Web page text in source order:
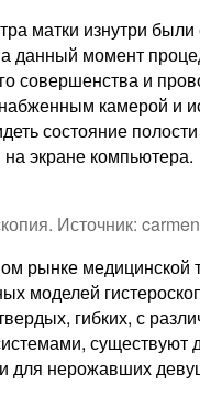
матки изнутри
данный момент
совершенства и
камерой и
состояние
на экране компьютера.
Источник:
рынке медицинской
моделей
гибких, с
существуют
для нерожавших